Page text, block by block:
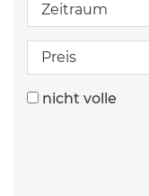
Zeitraum
Preis
nicht volle